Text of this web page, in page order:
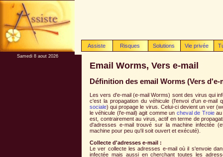
Assiste Risques Solutions Vie privée
Samedi 8 aout 2026
Email Worms, Vers e-mail
Définition des email Worms (Vers d'e-
Les vers d'e-mail (e-mail Worms) sont des virus qui
c'est la propagation du véhicule (l'envoi d'un e-mail
sociale) qui propage le virus. Celui-ci devient un ver
le véhicule (l'e-mail) agit comme un cheval de Troieau
est, contrairement au virus, actif en terme de
d'adresses e-mail trouvé sur la machine infectée
machine pour peu qu'il soit ouvert et exécuté).
Collecte d'adresses e-mail :
Le ver collecte les adresses e-mail où il s'envoie
infectée mais aussi en cherchant toutes les